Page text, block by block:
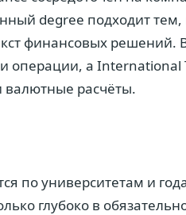
degree подходит тем,
финансовых решений.
операции, а
валютные расчёты.
по университетам и
глубоко в